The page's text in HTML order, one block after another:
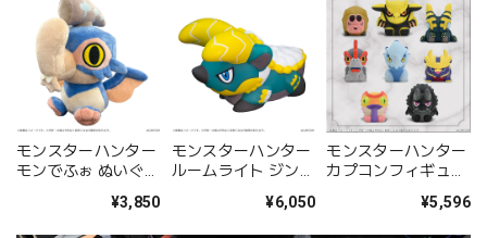
モンスターハンター
モンでふぉ ぬいぐる
¥3,850
モンスターハンター
ルームライト ジンオ
¥6,050
モンスターハンター
カプコンフィギュア
パペット モンスター
¥5,596